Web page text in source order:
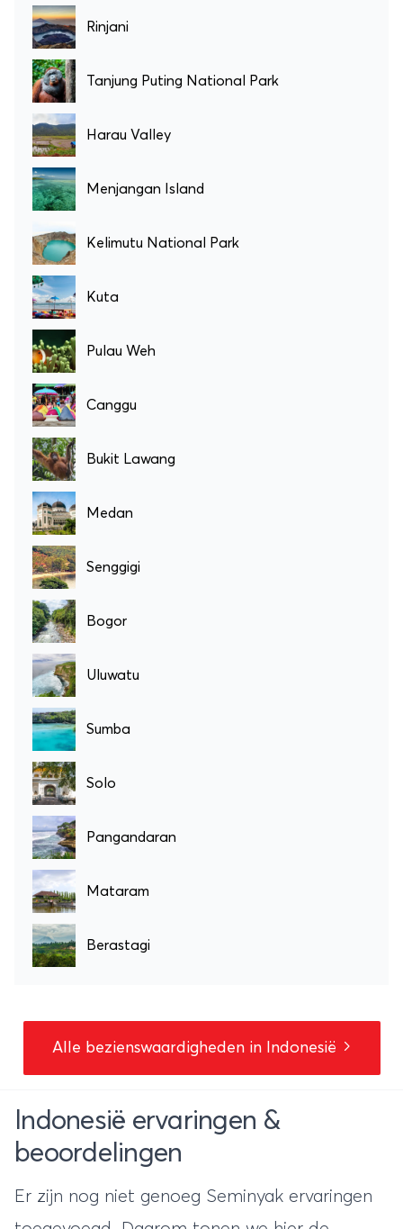
Rinjani
Tanjung Puting National Park
Harau Valley
Menjangan Island
Kelimutu National Park
Kuta
Pulau Weh
Canggu
Bukit Lawang
Medan
Senggigi
Bogor
Uluwatu
Sumba
Solo
Pangandaran
Mataram
Berastagi
Alle bezienswaardigheden in Indonesië
Indonesië ervaringen &
beoordelingen
Er zijn nog niet genoeg Seminyak ervaringen